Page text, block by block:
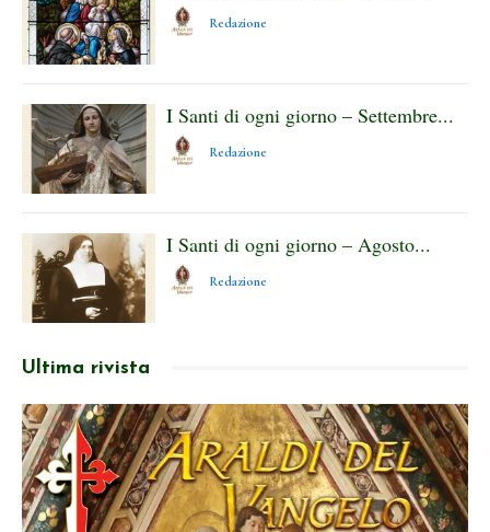
Redazione
I Santi di ogni giorno – Settembre...
Redazione
I Santi di ogni giorno – Agosto...
Redazione
Ultima rivista